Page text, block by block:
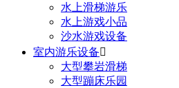
水上滑梯游乐
水上游戏小品
沙水游戏设备
室内游乐设备
大型攀岩滑梯
大型蹦床乐园